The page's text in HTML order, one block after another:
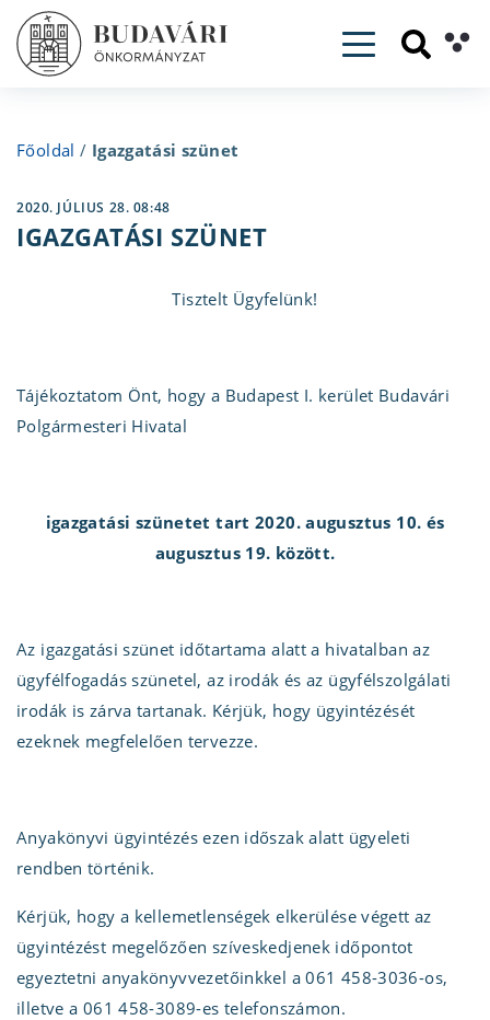
Toggle
Főoldal / Igazgatási szünet
2020. JÚLIUS 28. 08:48
IGAZGATÁSI SZÜNET
Tisztelt Ügyfelünk!
Tájékoztatom Önt, hogy a Budapest I. kerület Budavári
Polgármesteri Hivatal
igazgatási szünetet tart 2020. augusztus 10. és
augusztus 19. között.
Az igazgatási szünet időtartama alatt a hivatalban az
ügyfélfogadás szünetel, az irodák és az ügyfélszolgálati
irodák is zárva tartanak. Kérjük, hogy ügyintézését
ezeknek megfelelően tervezze.
Anyakönyvi ügyintézés ezen időszak alatt ügyeleti
rendben történik.
Kérjük, hogy a kellemetlenségek elkerülése végett az
ügyintézést megelőzően szíveskedjenek időpontot
egyeztetni anyakönyvvezetőinkkel a 061 458-3036-os,
illetve a 061 458-3089-es telefonszámon.